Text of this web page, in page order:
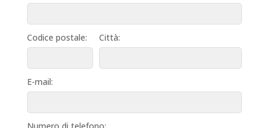
Codice postale: Città:
E-mail: